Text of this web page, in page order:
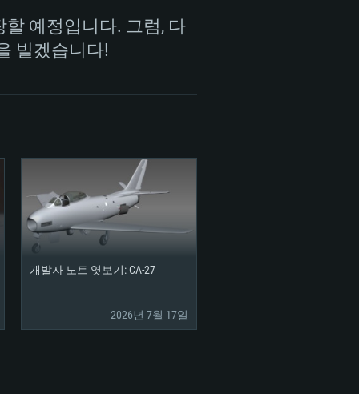
예정입니다. 그럼, 다
빌겠습니다!
개발자 노트 엿보기: CA-27
2026년 7월 17일